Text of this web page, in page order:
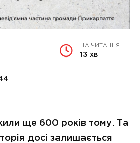
НА ЧИТАННЯ
13 хв
ще 600 років тому. Та
досі залишається